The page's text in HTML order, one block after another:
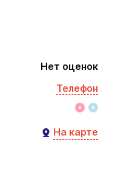
Нет оценок
Телефон
На карте